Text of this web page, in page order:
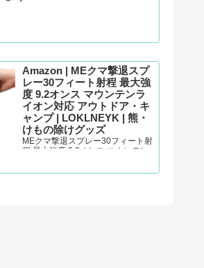
Amazon | MEクマ撃退スプ
レー30フィート射程 最大強
度 9.2オンス マウンテンラ
イオン対応 アウトドア・キ
ャンプ | LOKLNEYK | 熊・
けもの除けグッズ
MEクマ撃退スプレー30フィート射
程 最大強度 9.2オンス マウンテン